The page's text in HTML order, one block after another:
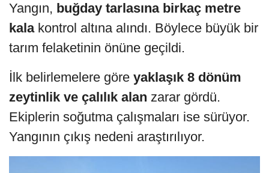
Yangın, buğday tarlasına birkaç metre
kalakontrol altına alındı. Böylece büyük bir
tarım felaketinin önüne geçildi.
İlk belirlemelere göre yaklaşık 8 dönüm
zeytinlik ve çalılık alan zarar gördü.
Ekiplerin soğutma çalışmaları ise sürüyor.
Yangının çıkış nedeni araştırılıyor.